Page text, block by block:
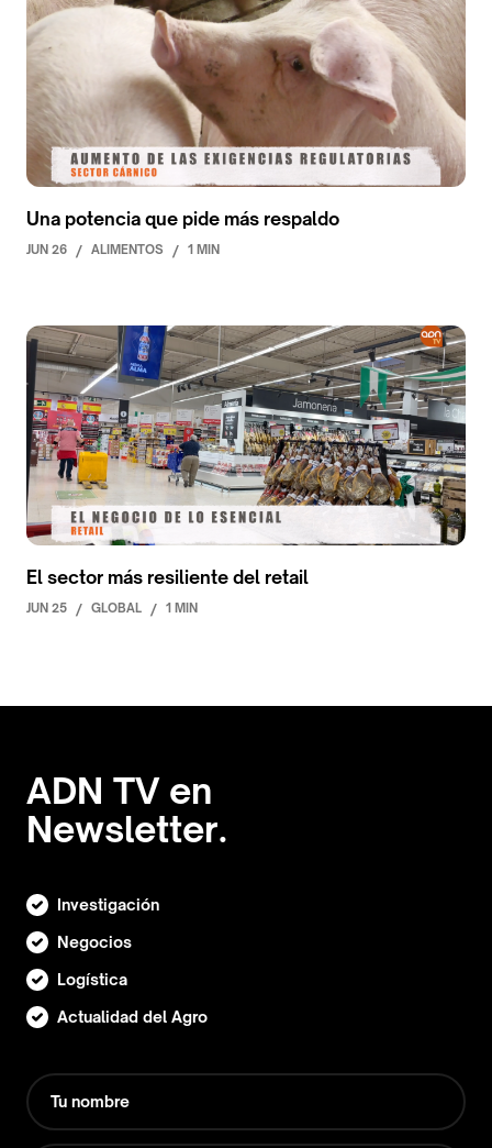
Una potencia que pide más respaldo
JUN 26 / ALIMENTOS / 1 MIN
El sector más resiliente del retail
JUN 25 / GLOBAL / 1 MIN
ADN TV en
Newsletter.
Investigación
Negocios
Logística
Actualidad del Agro